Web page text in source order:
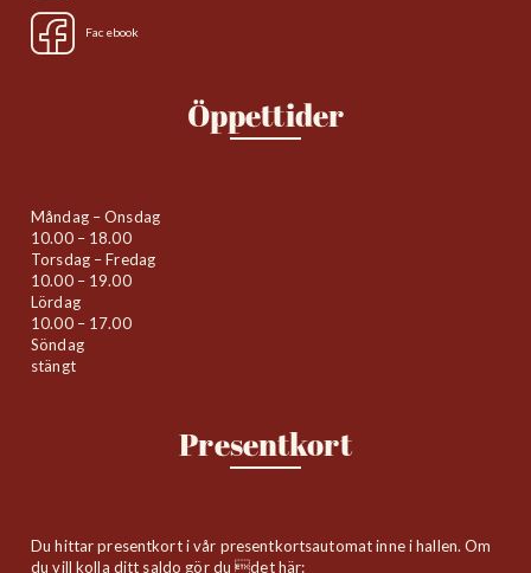
Facebook
Öppettider
Måndag – Onsdag
10.00 – 18.00
Torsdag – Fredag
10.00 – 19.00
Lördag
10.00 – 17.00
Söndag
stängt
Presentkort
Du hittar presentkort i vår presentkortsautomat inne i hallen. Om
du vill kolla ditt saldo gör du det här: